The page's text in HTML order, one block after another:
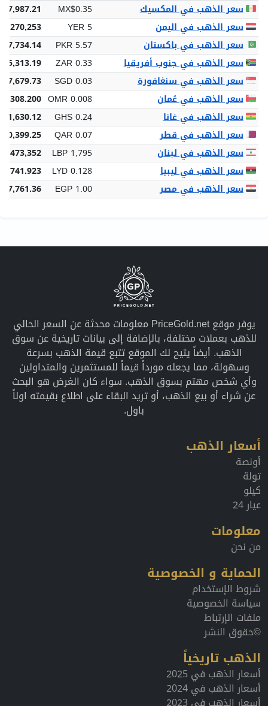
سعر الذهب في المكسيك
MX$0.35
سعر الذهب في اليمن
YER 5
3,270,253
سعر الذهب في باكستان
PKR 5.57
سعر الذهب في جنوب أفريقيا
ZAR 0.33
سعر الذهب في سنغافورة
SGD 0.03
سعر الذهب في عُمان
OMR 0.008
سعر الذهب في غانا
GHS 0.24
سعر الذهب في قطر
QAR 0.07
سعر الذهب في لبنان
LBP 1,795
سعر الذهب في ليبيا
LYD 0.128
سعر الذهب في مصر
EGP 1.00
يوفر موقع PriceGold.net معلومات محدثة عن السعر الحالي
للذهب بعملات مختلفة، بالإضافة إلى بيانات تاريخية عن سوق
الذهب. أيضاً يتيح لك الموقع تتبع قيمة الذهب بسرعة
وسهولة، مما يجعله مورداً قيماً للمستثمرين والمتداولين
وأي شخص مهتم بسوق الذهب. سواء كان الغرض هو البحث
عن شراء أو بيع الذهب، أو تريد البقاء على اطلاع بقيمته اولاً
باول.
أسعار الذهب
أونصة
تولة
كيلو
عيار 24
معلومات
من نحن
الحماية و الخصوصية
شروط الإستخدام
سياسة الخصوصية
ملفات الإرتباط
©حقوق النشر
الذهب تاريخياً
أسعار الذهب في 2025
أسعار الذهب في 2024